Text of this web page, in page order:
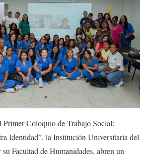
Primer Coloquio de Trabajo Social:
Identidad”, la Institución Universitaria del
Facultad de Humanidades, abren un